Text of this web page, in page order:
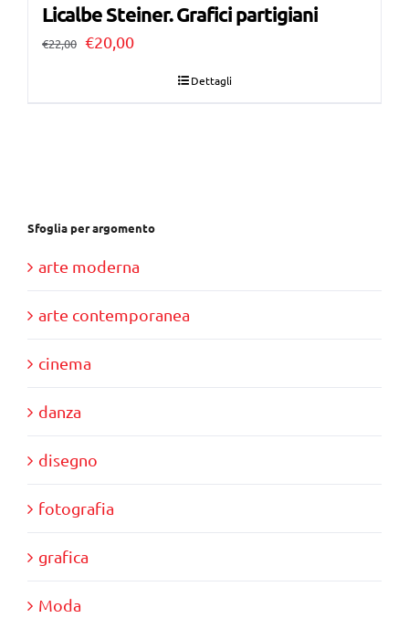
Licalbe Steiner. Grafici partigiani
€22,00 Il
€20,00Il
Dettagli
Sfoglia per argomento
arte moderna
arte contemporanea
cinema
danza
disegno
fotografia
grafica
Moda